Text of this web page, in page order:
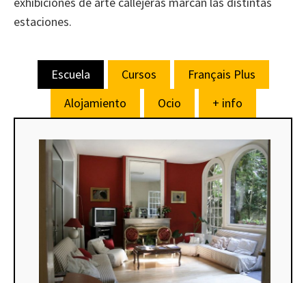
estaciones.
Escuela Cursos
Français Plus
Alojamiento
Ocio + info